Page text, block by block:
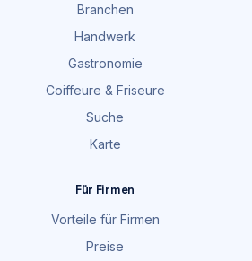
Branchen
Handwerk
Gastronomie
Coiffeure & Friseure
Suche
Karte
Für Firmen
Vorteile für Firmen
Preise